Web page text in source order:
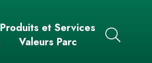
Produits et Services
Valeurs Parc